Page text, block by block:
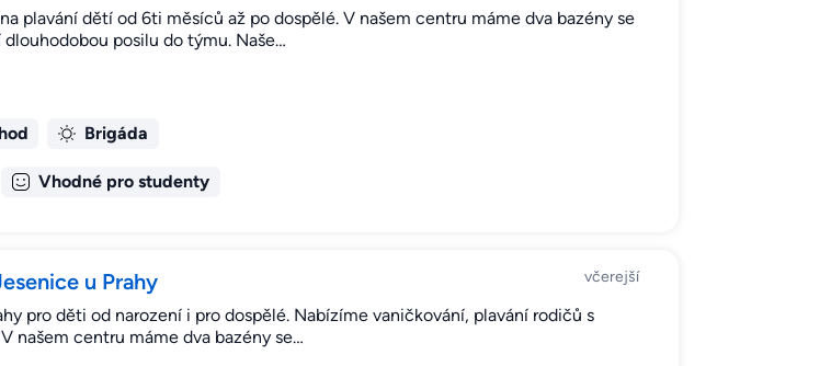
plavání dětí od 6ti měsíců až po dospělé. V našem centru máme dva bazény se
posilu do týmu. Naše…
Brigáda
Vhodné pro studenty
u Prahy včerejší
pro děti od narození i pro dospělé. Nabízíme vaničkování, plavání rodičů s
našem centru máme dva bazény se…